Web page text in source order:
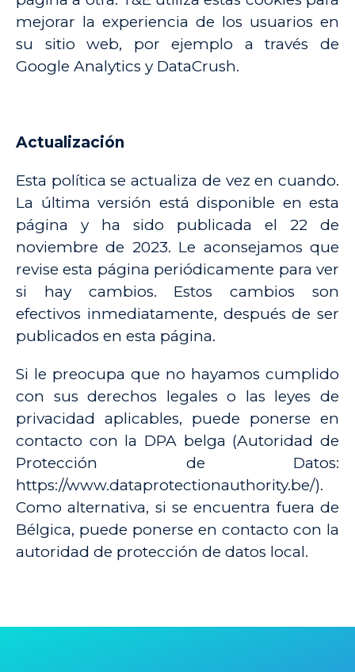
mejorar la experiencia de los usuarios en
su sitio web, por ejemplo a través de
Google Analytics y DataCrush.
Actualización
Esta política se actualiza de vez en cuando.
La última versión está disponible en esta
página y ha sido publicada el 22 de
noviembre de 2023. Le aconsejamos que
revise esta página periódicamente para ver
si hay cambios. Estos cambios son
efectivos inmediatamente, después de ser
publicados en esta página.
Si le preocupa que no hayamos cumplido
con sus derechos legales o las leyes de
privacidad aplicables, puede ponerse en
contacto con la DPA belga (Autoridad de
Protección de Datos:
https://www.dataprotectionauthority.be/).
Como alternativa, si se encuentra fuera de
Bélgica, puede ponerse en contacto con la
autoridad de protección de datos local.